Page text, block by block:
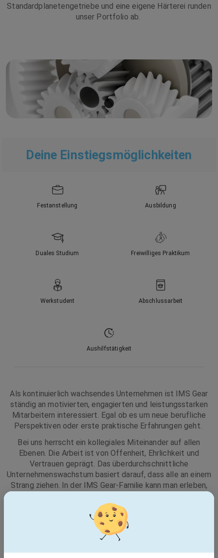
Standardplanetengetriebe und eine eigene Härterei runden
unser Portfolio ab.
Deine Einstiegsmöglichkeiten
Festanstellung Ausbildung
Duales Studium Freiwilliges Praktikum
Werkstudent Abschlussarbeit
Aushilfstätigkeit
Als kontinuierlich wachsendes Unternehmen ist IMS Gear
ständig an motivierten, engagierten und leistungsstarken
Mitarbeitern interessiert. Egal ob es um neue berufliche
Perspektiven oder erste praktische Erfahrungen geht.
Bei uns herrscht ein kollegiales Miteinander auf allen
Ebenen. Die Arbeit ist von Offenheit, Ehrlichkeit und
Vertrauen geprägt. Das überdurchschnittliche
Unternehmenswachstum basiert darauf, dass alle an einem
Strang ziehen. In der IMS Gear-Familie kann man erleben,
entstehen. Gezielte Personalentwicklung bietet die
Chance, sich persönlich weiterzuentwickeln und sich neue
Kompetenzen und Fertigkeiten anzueignen – weltweit.